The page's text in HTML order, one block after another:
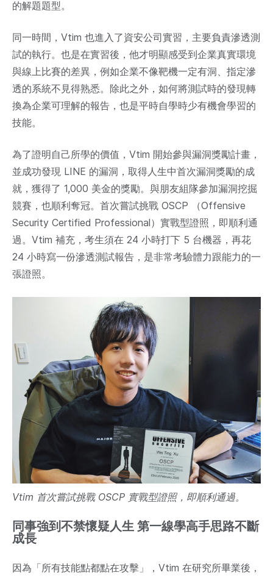
的解題題型。
同一時間，Vtim 也進入了資安公司實習，主要負責滲透測
試的執行。也是在實習後，他才明顯感受到企業真實環境
與線上比賽的差異，例如企業不像靶機一定有洞、指定滲
透的系統不見得熟悉。除此之外，如何將測試時的發現轉
換為企業可理解的報告，也是平時自學時少有機會學習的
技能。
為了證明自己所學的價值，Vtim 開始參與漏洞獎勵計畫，
並成功發現 LINE 的漏洞，取得人生中首次漏洞獎勵的成
就，獲得了 1,000 美金的獎勵。與朋友組隊參加漏洞挖掘
競賽，也順利奪冠。首次嘗試挑戰 OSCP （Offensive
Security Certified Professional）實戰型證照，即順利通
過。Vtim 補充，考生須在 24 小時打下 5 台機器，再花
24 小時寫一份滲透測試報告，是非常考驗體力跟能力的一
張證照。
Vtim 首次嘗試挑戰 OSCP 實戰型證照，即順利通過。
同事強到不禁懷疑人生 第一線學高手思路不斷
成長
因為「所有技能點都點在攻擊」，Vtim 在研究所畢業後，